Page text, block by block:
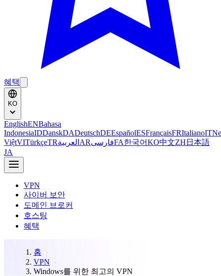
혜택
KO
EnglishENBahasa
IndonesiaIDDanskDADeutschDEEspañolESFrançaisFRItalianoIT
ViệtVITürkçeTRالعربية ARفارسیFA한국어KO中文ZH 日本語
JA
VPN
사이버 보안
도메인 브로커
호스팅
혜택
홈
VPN
Windows를 위한 최고의 VPN